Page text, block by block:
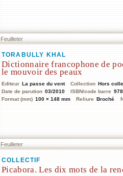
Feuilleter
TORABULLY KHAL
Dictionnaire francophone de
le mouvoir des peaux
Editeur La passe du vent Collection Hors
Date de parution 03/2010 ISBN/code barre
Format (mm) 100 × 148 mm Reliure Broché
Feuilleter
COLLECTIF
Picabora. Les dix mots de la